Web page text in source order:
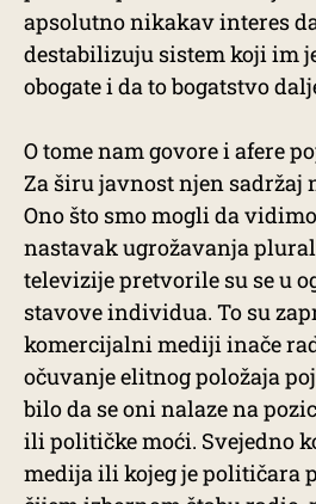
apsolutno nikakav interes
destabilizuju sistem koji im
obogate i da to bogatstvo
O tome nam govore i afere
Za širu javnost njen sadržaj
Ono što smo mogli da
nastavak ugrožavanja
televizije pretvorile su se u
stavove individua. To su
komercijalni mediji inače
očuvanje elitnog položaja
bilo da se oni nalaze na
ili političke moći. Svejedno
medija ili kojeg je političara